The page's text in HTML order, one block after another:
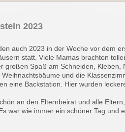
2023
auch 2023 in der Woche vor dem
statt. Viele Mamas brachten
großen Spaß am Schneiden, Kleben,
und die
eine Backstation. Hier wurden
an den Elternbeirat und alle
war wie immer ein schöner Tag und